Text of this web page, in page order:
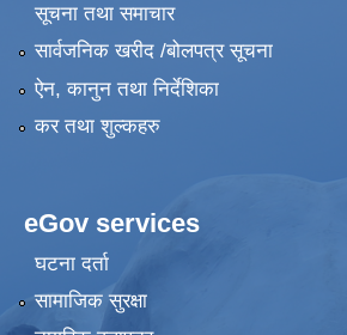
सूचना तथा समाचार
सार्वजनिक खरीद /बोलपत्र सूचना
ऐन, कानुन तथा निर्देशिका
कर तथा शुल्कहरु
eGov services
घटना दर्ता
सामाजिक सुरक्षा